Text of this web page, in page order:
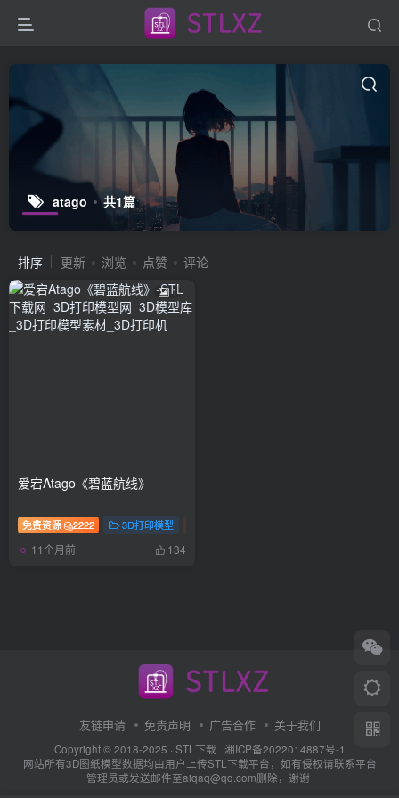
atago 共1篇
排序 更新 浏览 点赞 评论
1
爱宕Atago‌《碧蓝航线》
免费资源 2222 3D打印模型
11个月前 134
友链申请 免责声明 广告合作 关于我们
Copyright © 2018-2025 · STL下载
湘ICP备2022014887号-1
网站所有3D图纸模型数据均由用户上传STL下载平台，如有侵权请联系平台
管理员或发送邮件至aiqaq@qq.com删除，谢谢